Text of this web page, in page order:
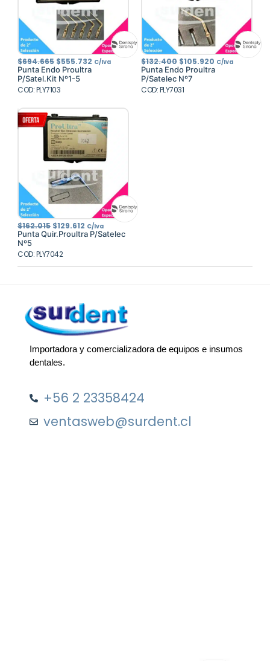
$694.665 El
precio
original
era:
$694.665.
$555.732 El
precio
C/Iva
Punta Endo Proultra
P/Satel.Kit Nº1-5
COD: PLY7103
$132.400 El
precio
original
era:
$132.400.
$105.920 El
precio
actual
C/Iva
Punta Endo Proultra
P/Satelec Nº7
COD: PLY7031
$162.015 El
precio
original
$162.015.
$129.612 El
precio
actual
C/Iva
Punta Quir.Proultra P/Satelec
Nº5
COD: PLY7042
Importadora y comercializadora de equipos e insumos
dentales.
+56 2 23358424
ventasweb@surdent.cl